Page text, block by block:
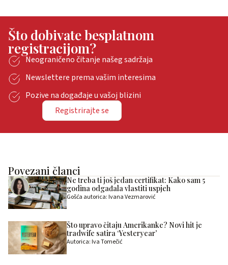
Što dobivate besplatnom
registracijom?
Neograničeno čitanje našeg sadržaja
Newslettere prema vašim interesima
Pozive na događaje u vašoj blizini
Registrirajte se
Povezani članci
Ne treba ti još jedan certifikat: Kako sam 5
godina odgađala vlastiti uspjeh
Gošća autorica: Ivana Vezmarović
Što upravo čitaju Amerikanke? Novi hit je
tradwife satira ‘Yesteryear’
Autorica: Iva Tomečić